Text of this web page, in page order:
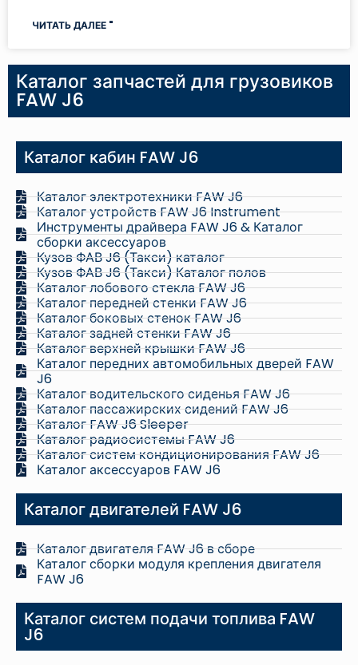
ЧИТАТЬ ДАЛЕЕ "
Каталог запчастей для грузовиков
FAW J6
Каталог кабин FAW J6
Каталог электротехники FAW J6
Каталог устройств FAW J6 Instrument
Инструменты драйвера FAW J6 & Каталог
сборки аксессуаров
Кузов ФАВ J6 (Такси) каталог
Кузов ФАВ J6 (Такси) Каталог полов
Каталог лобового стекла FAW J6
Каталог передней стенки FAW J6
Каталог боковых стенок FAW J6
Каталог задней стенки FAW J6
Каталог верхней крышки FAW J6
Каталог передних автомобильных дверей FAW
J6
Каталог водительского сиденья FAW J6
Каталог пассажирских сидений FAW J6
Каталог FAW J6 Sleeper
Каталог радиосистемы FAW J6
Каталог систем кондиционирования FAW J6
Каталог аксессуаров FAW J6
Каталог двигателей FAW J6
Каталог двигателя FAW J6 в сборе
Каталог сборки модуля крепления двигателя
FAW J6
Каталог систем подачи топлива FAW
J6